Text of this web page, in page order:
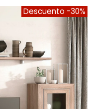
Descuento -30%